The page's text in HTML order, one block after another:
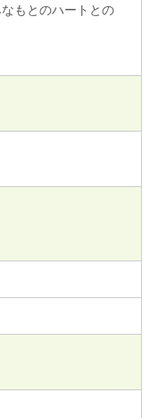
もとのハートとの